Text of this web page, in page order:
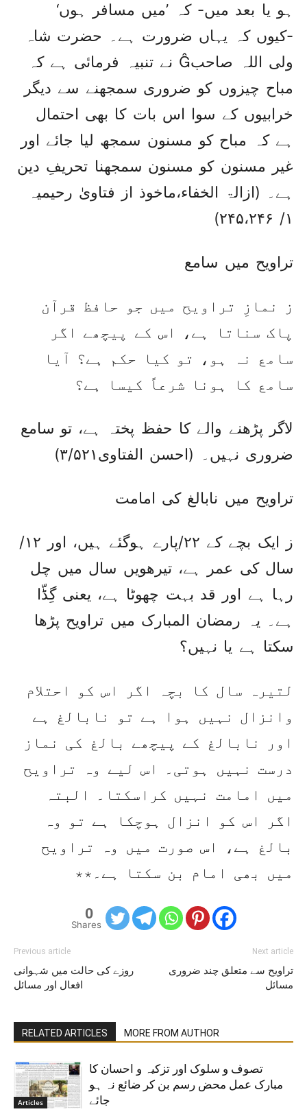
ہو یا بعد میں- کہ ’میں مسافر ہوں‘
-کیوں کہ یہاں ضرورت ہے۔ حضرت شاہ
ولی اللہ صاحب نے تنبیہ فرمائی ہے کہ
مباح چیزوں کو ضروری سمجھنے سے دیگر
خرابیوں کے سوا اس بات کا بھی احتمال
ہے کہ مباح کو مسنون سمجھ لیا جائے اور
غیر مسنون کو مسنون سمجھنا تحریفِ دین
ہے۔ (ازالۃ الخفاء،ماخوذ از فتاویٰ رحیمیہ
۱/ ۲۴۵،۲۴۶)
تراویح میں سامع
ز نمازِ تراویح میں جو حافظ قرآن
پاک سناتا ہے، اس کے پیچھے اگر
سامع نہ ہو، تو کیا حکم ہے؟ آیا
سامع کا ہونا شرعاً کیسا ہے؟
لاگر پڑھنے والے کا حفظ پختہ ہے، تو سامع
ضروری نہیں۔ (احسن الفتاوی۳/۵۲۱)
تراویح میں نابالغ کی امامت
ز ایک بچے کے ۲۲/پارے ہوگئے ہیں، اور ۱۲/
سال کی عمر ہے، تیرھویں سال میں چل
رہا ہے اور قد بہت چھوٹا ہے، یعنی گِڈّا
ہے۔ یہ رمضان المبارک میں تراویح پڑھا
سکتا ہے یا نہیں؟
لتیرہ سال کا بچہ اگر اس کو احتلام
وانزال نہیں ہوا ہے تو نابالغ ہے
اور نابالغ کے پیچھے بالغ کی نماز
درست نہیں ہوتی۔ اس لیے وہ تراویح
میں امامت نہیں کراسکتا۔ البتہ
اگر اس کو انزال ہوچکا ہے تو وہ
بالغ ہے، اس صورت میں وہ تراویح
میں بھی امام بن سکتا ہے۔٭٭
0
Shares
Previous article
روزے کی حالت میں شہوانی
افعال اور مسائل
Next article
تراویح سے متعلق چند ضروری
مسائل
RELATED ARTICLES MORE FROM AUTHOR
Articles
تصوف و سلوک اور تزکیہ و احسان کا
مبارک عمل محض رسم بن کر ضائع نہ ہو
جائے